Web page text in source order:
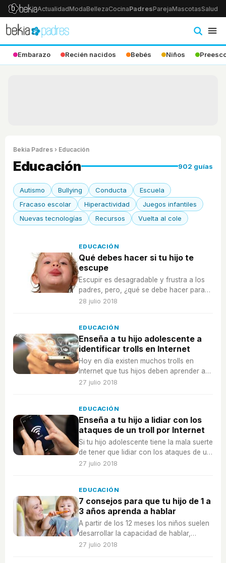
ActualidadModaBellezaCocinaPadresParejaMascotasSalud
Embarazo Recién nacidos Bebés Niños
Bekia Padres › Educación
Educación 902 guías
Autismo Bullying Conducta
Escuela
Fracaso escolar
Hiperactividad
Juegos infantiles
Nuevas tecnologías
Recursos Vuelta al cole
EDUCACIÓN
Qué debes hacer si tu hijo te
escupe
Escupir es desagradable y frustra a los
padres, pero, ¿qué se debe hacer para
no reforzar este mal hábito en los niños?
28 julio 2018
EDUCACIÓN
Enseña a tu hijo adolescente a
identificar trolls en Internet
Hoy en día existen muchos trolls en
Internet que tus hijos deben aprender a
identificar para protegerse de ellos.
27 julio 2018
EDUCACIÓN
Enseña a tu hijo a lidiar con los
ataques de un troll por Internet
Si tu hijo adolescente tiene la mala suerte
de tener que lidiar con los ataques de un
troll en Internet, enséñale cómo hacerlo
27 julio 2018
EDUCACIÓN
7 consejos para que tu hijo de 1 a
3 años aprenda a hablar
A partir de los 12 meses los niños suelen
desarrollar la capacidad de hablar,
diciendo sus primeras palabras.
27 julio 2018